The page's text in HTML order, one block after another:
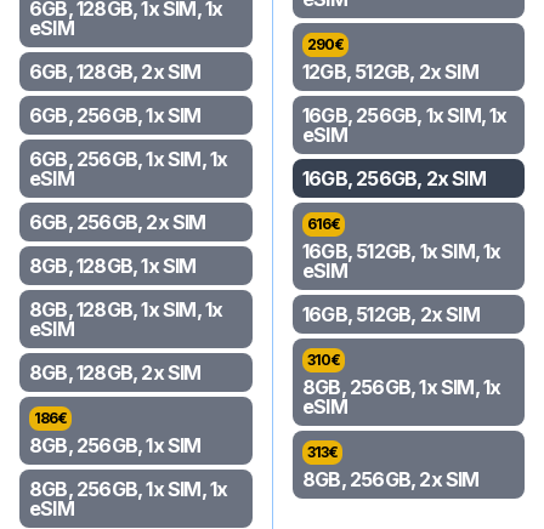
6GB, 128GB, 1x SIM, 1x
eSIM
6GB, 128GB, 2x SIM
6GB, 256GB, 1x SIM
6GB, 256GB, 1x SIM, 1x
eSIM
6GB, 256GB, 2x SIM
8GB, 128GB, 1x SIM
8GB, 128GB, 1x SIM, 1x
eSIM
8GB, 128GB, 2x SIM
186€
8GB, 256GB, 1x SIM
8GB, 256GB, 1x SIM, 1x
eSIM
290€
12GB, 512GB, 2x SIM
16GB, 256GB, 1x SIM, 1x
eSIM
16GB, 256GB, 2x SIM
616€
16GB, 512GB, 1x SIM, 1x
eSIM
16GB, 512GB, 2x SIM
310€
8GB, 256GB, 1x SIM, 1x
eSIM
313€
8GB, 256GB, 2x SIM